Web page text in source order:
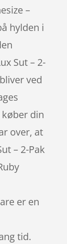
–
hylden i
Sut – 2-
ved
din
over, at
– 2-Pak
er en
tid.